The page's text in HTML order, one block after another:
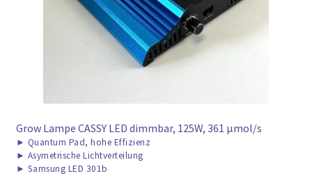
► ZAHLARTEN
► VERSANDARTEN
Grow Lampe CASSY LED dimmbar, 125W, 361 μmol/s
► Quantum Pad, hohe Effizienz
► Asymetrische Lichtverteilung
► Samsung LED 301b